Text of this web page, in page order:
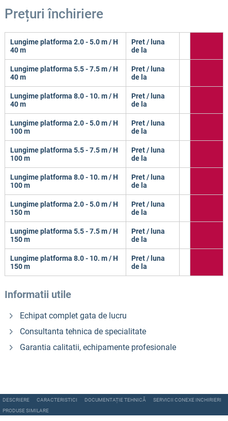
Prețuri închiriere
Lungime platforma 2.0 - 5.0 m / H
40 m
Pret / luna
de la
Lungime platforma 5.5 - 7.5 m / H
40 m
Pret / luna
de la
Lungime platforma 8.0 - 10. m / H
40 m
Pret / luna
de la
Lungime platforma 2.0 - 5.0 m / H
100 m
Pret / luna
de la
Lungime platforma 5.5 - 7.5 m / H
100 m
Pret / luna
de la
Lungime platforma 8.0 - 10. m / H
100 m
Pret / luna
de la
Lungime platforma 2.0 - 5.0 m / H
150 m
Pret / luna
de la
Lungime platforma 5.5 - 7.5 m / H
150 m
Pret / luna
de la
Lungime platforma 8.0 - 10. m / H
150 m
Pret / luna
de la
Informatii utile
Echipat complet gata de lucru
Consultanta tehnica de specialitate
Garantia calitatii, echipamente profesionale
DESCRIERE CARACTERISTICI DOCUMENTAȚIE TEHNICĂ
SERVICII CONEXE INCHIRIERI
PRODUSE SIMILARE